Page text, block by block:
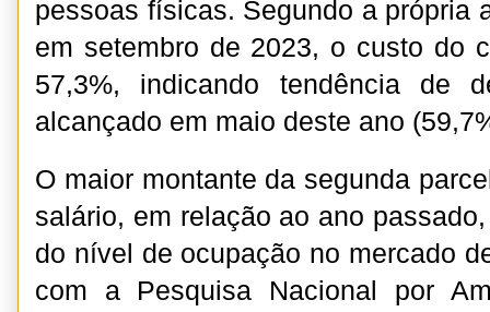
pessoas físicas. Segundo a própria
em setembro de 2023, o custo do
57,3%, indicando tendência de
alcançado em maio deste ano
O maior montante da segunda
salário, em relação ao ano
do nível de ocupação no mercado
com a Pesquisa Nacional por